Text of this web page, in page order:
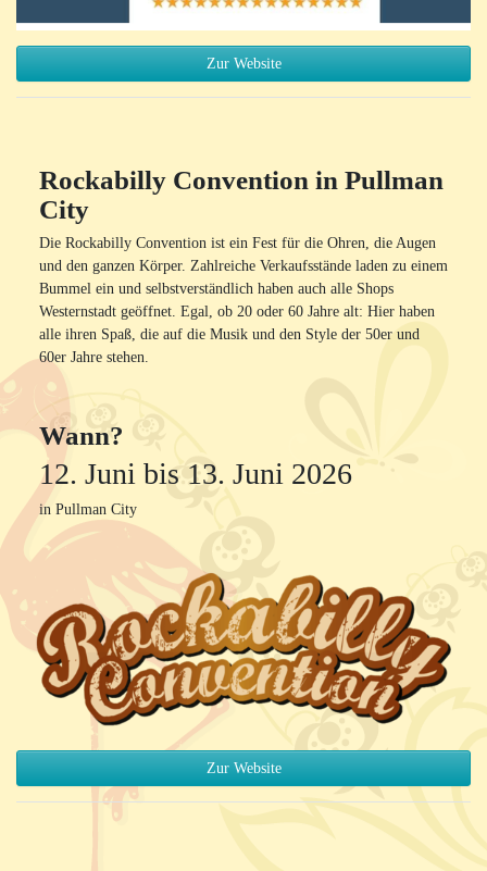
Zur Website
Rockabilly Convention in Pullman
City
Die Rockabilly Convention ist ein Fest für die Ohren, die Augen
und den ganzen Körper. Zahlreiche Verkaufsstände laden zu einem
Bummel ein und selbstverständlich haben auch alle Shops
Westernstadt geöffnet. Egal, ob 20 oder 60 Jahre alt: Hier haben
alle ihren Spaß, die auf die Musik und den Style der 50er und
60er Jahre stehen.
Wann?
12. Juni bis 13. Juni 2026
in Pullman City
Zur Website